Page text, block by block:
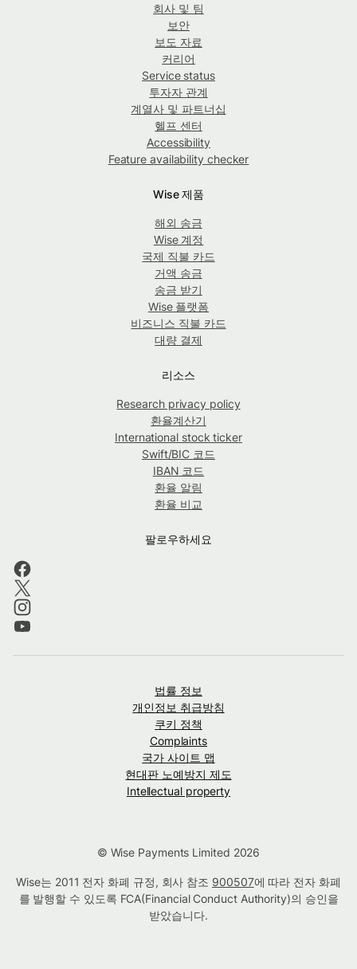
회사 및 팀
보안
보도 자료
커리어
Service status
투자자 관계
계열사 및 파트너십
헬프 센터
Accessibility
Feature availability checker
Wise 제품
해외 송금
Wise 계정
국제 직불 카드
거액 송금
송금 받기
Wise 플랫폼
비즈니스 직불 카드
대량 결제
리소스
Research privacy policy
환율계산기
International stock ticker
Swift/BIC 코드
IBAN 코드
환율 알림
환율 비교
팔로우하세요
법률 정보
개인정보 취급방침
쿠키 정책
Complaints
국가 사이트 맵
현대판 노예방지 제도
Intellectual property
© Wise Payments Limited 2026
Wise는 2011 전자 화폐 규정, 회사 참조 900507에 따라 전자 화폐
를 발행할 수 있도록 FCA(Financial Conduct Authority)의 승인을
받았습니다.